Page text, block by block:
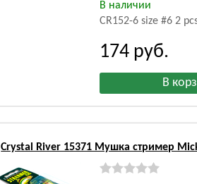
В наличии
CR152-6 size #6 2
174 руб.
Crystal River 15371 Мушка стример